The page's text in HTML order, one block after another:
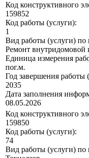
Код конструктивного
159852
Код работы (услуги):
1
Вид работы (услуги) по
Ремонт внутридомовой
Единица измерения
пог.м.
Год завершения работы
2035
Дата заполнения
08.05.2026
Код конструктивного
159850
Код работы (услуги):
74
Вид работы (услуги) по